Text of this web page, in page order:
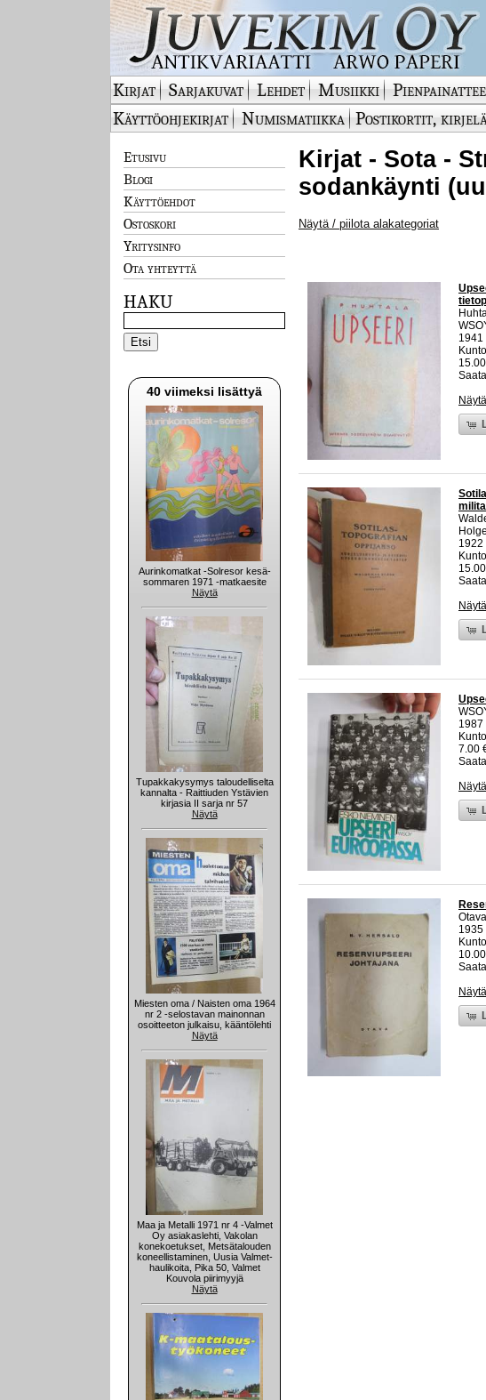
Kirjat Sarjakuvat Lehdet Musiikki
Käyttöohjekirjat
Numismatiikka Postikortit,
Etusivu
Blogi
Käyttöehdot
Ostoskori
Yritysinfo
Ota yhteyttä
HAKU
40 viimeksi lisättyä
Aurinkomatkat -Solresor kesä-
sommaren 1971 -matkaesite
Näytä
Tupakkakysymys taloudelliselta
kannalta - Raittiuden Ystävien
kirjasia II sarja nr 57
Näytä
Miesten oma / Naisten oma 1964
nr 2 -selostavan mainonnan
osoitteeton julkaisu, kääntölehti
Näytä
Maa ja Metalli 1971 nr 4 -Valmet
Oy asiakaslehti, Vakolan
konekoetukset, Metsätalouden
koneellistaminen, Uusia Valmet-
haulikoita, Pika 50, Valmet
Kouvola piirimyyjä
Näytä
Kirjat - Sota -
sodankäynti
Näytä / piilota alakategoriat
1941
1922
1987
7.00
Otava
1935